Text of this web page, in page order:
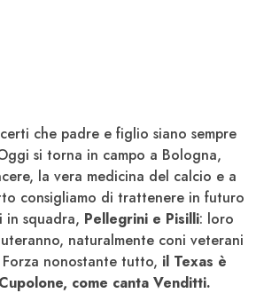
che padre e figlio siano sempre
si torna in campo a Bologna,
la vera medicina del calcio e a
consigliamo di trattenere in futuro
in squadra, Pellegrini e Pisilli: loro
naturalmente coni veterani
nonostante tutto, il Texas è
come canta Venditti.